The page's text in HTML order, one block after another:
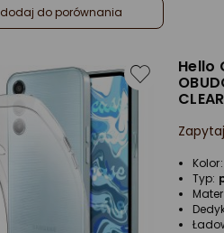
dodaj do porównania
Hello
Kolor:
Typ: